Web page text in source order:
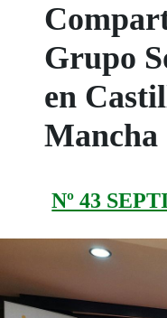
Grupo
en
Mancha
Nº 43